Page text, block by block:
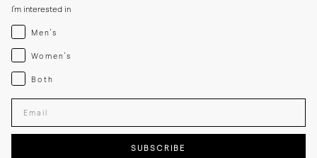
I'm interested in
Menswear
Men's
Womenswear
Women's
Both
Both
SUBSCRIBE